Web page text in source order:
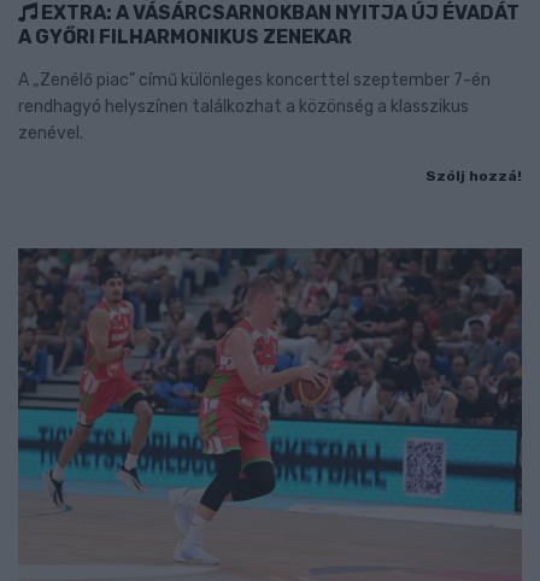
EXTRA: A VÁSÁRCSARNOKBAN NYITJA ÚJ ÉVADÁT
A GYŐRI FILHARMONIKUS ZENEKAR
A „Zenélő piac” című különleges koncerttel szeptember 7-én
rendhagyó helyszínen találkozhat a közönség a klasszikus
zenével.
Szólj hozzá!